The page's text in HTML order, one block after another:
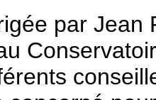
par Jean